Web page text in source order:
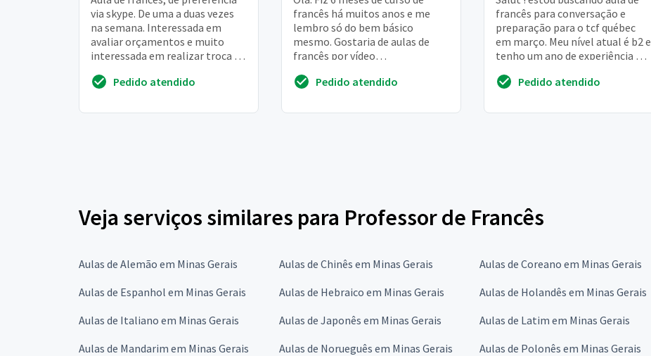
via skype. De uma a duas vezes
na semana. Interessada em
avaliar orçamentos e muito
interessada em realizar troca de
sou ...Pedido atendido
francês há muitos anos e me
lembro só do bem básico
mesmo. Gostaria de aulas de
francês por vídeo
vivo (usando o skype por
Pedido atendido
francês para conversação e
preparação para o tcf québec
em março. Meu nível atual é b2 e
tenho um ano de experiência na
durant...Pedido atendido
Veja serviços similares para Professor de Francês
Aulas de Alemão em Minas Gerais Aulas de Chinês em Minas Gerais Aulas de Coreano em Minas Gerais
Aulas de Espanhol em Minas Gerais
Aulas de Hebraico em Minas Gerais Aulas de Holandês em Minas Gerais
Aulas de Italiano em Minas Gerais
Aulas de Japonês em Minas Gerais Aulas de Latim em Minas Gerais
Aulas de Mandarim em Minas Gerais
Aulas de Norueguês em Minas Gerais Aulas de Polonês em Minas Gerais